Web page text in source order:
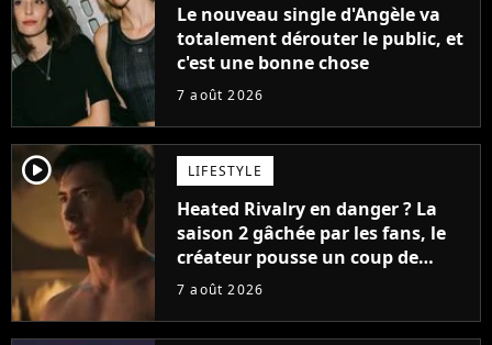
Le nouveau single d'Angèle va
totalement dérouter le public, et
c'est une bonne chose
7 août 2026
player2 LIFESTYLE
Heated Rivalry en danger ? La
saison 2 gâchée par les fans, le
créateur pousse un coup de
gueule
7 août 2026